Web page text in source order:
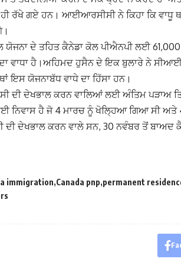
ਰੱਖੇ ਗਏ ਹਨ। ਆਈਆਰਸੀਸੀ ਨੇ ਕਿਹਾ ਕਿ ਵਾਧੂ
ਦੇ ਤਹਿਤ ਕੈਨੇਡਾ ਕੋਲ ਪੀਐਨਪੀ ਲਈ 61,000
ਵਾਧਾ ਹੈ।ਅਹਿਮਦ ਹੁਸੈਨ ਦੇ ਇਕ ਬੁਲਾਰੇ ਨੇ
ਇਸ ਯੋਜਨਾਬੱਧ ਵਾਧੇ ਦਾ ਹਿੱਸਾ ਹਨ।
ਦੇਖਭਾਲ ਕਰਨ ਵਾਲਿਆਂ ਲਈ ਅੰਤਿਮ ਪੜਾਅ
ਨਿਵਾਸ ਹੈ ਜੋ 4 ਮਾਰਚ ਨੂੰ ਖੋਲ੍ਹਿਆ ਗਿਆ ਸੀ ਅਤੇ
ਦੀ ਦੇਖਭਾਲ ਕਰਨ ਵਾਲੇ ਸਨ, 30 ਨਵੰਬਰ ਤੋਂ ਬਾਅਦ
immigration Canada pnp permanent